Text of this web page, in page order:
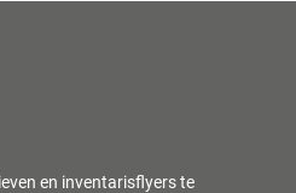
en inventarisflyers te